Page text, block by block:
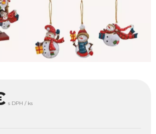
s DPH / ks